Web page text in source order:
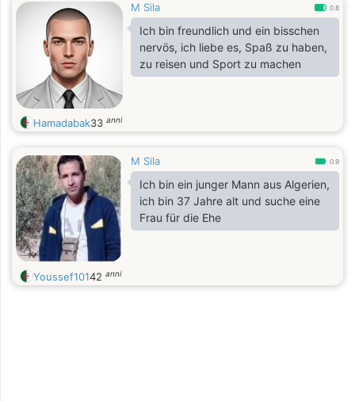
M Sila 0.8
Ich bin freundlich und ein bisschen
nervös, ich liebe es, Spaß zu haben,
zu reisen und Sport zu machen
Hamadabak33 anni
M Sila 0.9
Ich bin ein junger Mann aus Algerien,
ich bin 37 Jahre alt und suche eine
Frau für die Ehe
Youssef10142 anni